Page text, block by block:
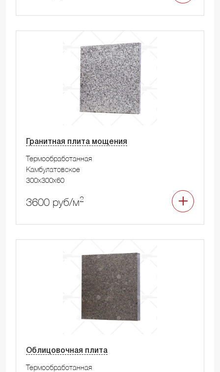
Гранитная плита мощения
Термообработанная
Камбулатовское
300x300x60
3600 руб/м2
Облицовочная плита
Термообработанная